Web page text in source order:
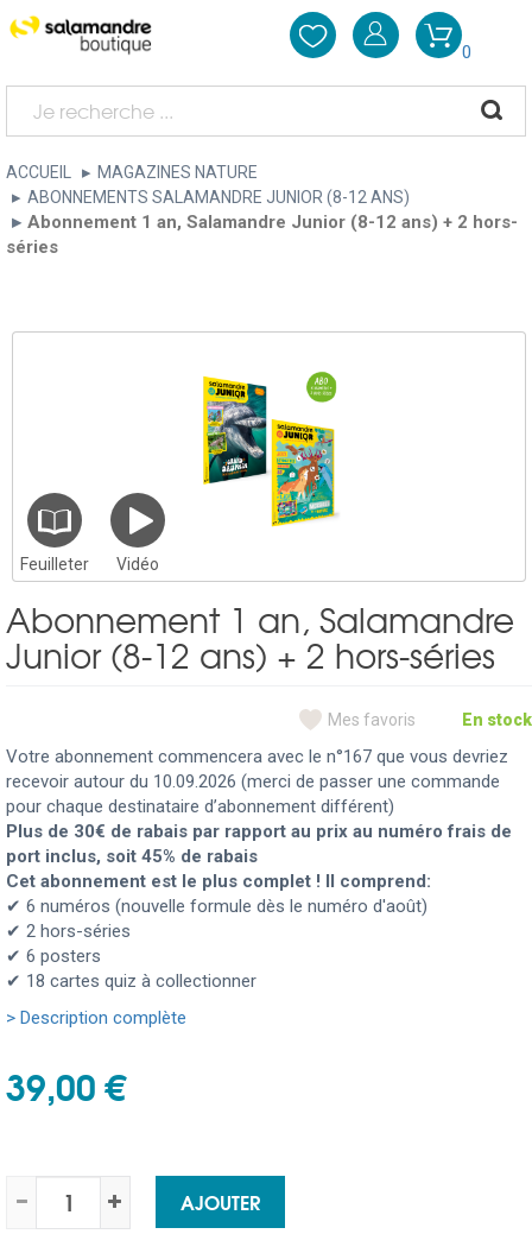
0
ACCUEIL
MAGAZINES NATURE
ABONNEMENTS SALAMANDRE JUNIOR (8-12 ANS)
Abonnement 1 an, Salamandre Junior (8-12 ans) + 2 hors-
séries
Feuilleter Vidéo
Abonnement 1 an, Salamandre
Junior (8-12 ans) + 2 hors-séries
Mes favoris En stock
Votre abonnement commencera avec le n°167 que vous devriez
recevoir autour du 10.09.2026 (merci de passer une commande
pour chaque destinataire d’abonnement différent)
Plus de 30€ de rabais par rapport au prix au numéro frais de
port inclus, soit 45% de rabais
Cet abonnement est le plus complet ! Il comprend:
✔ 6 numéros (nouvelle formule dès le numéro d'août)
✔ 2 hors-séries
✔ 6 posters
✔ 18 cartes quiz à collectionner
> Description complète
39,00 €
AJOUTER